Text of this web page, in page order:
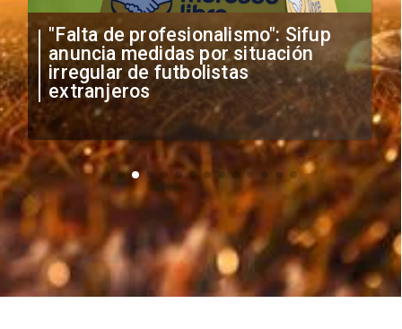
Alerta en Deportes Antofagasta:
migraciones inicia proceso por
visas de futbolistas